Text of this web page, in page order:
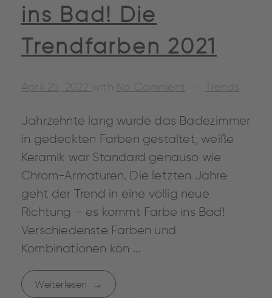
ins Bad! Die
Trendfarben 2021
April 25, 2022 with No Comment Trends
Jahrzehnte lang wurde das Badezimmer
in gedeckten Farben gestaltet, weiße
Keramik war Standard genauso wie
Chrom-Armaturen. Die letzten Jahre
geht der Trend in eine völlig neue
Richtung – es kommt Farbe ins Bad!
Verschiedenste Farben und
Kombinationen kön ...
Weiterlesen